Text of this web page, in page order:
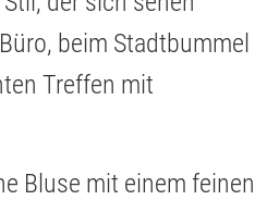
beim Stadtbummel
Treffen mit
Bluse mit einem feinen